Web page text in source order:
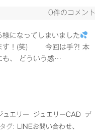
0件のコメント
になってしまいました
ます！(笑) 今回は手?! 本
も、 どういう感…
ュエリー ジュエリーCAD
デ
タグ:
LINEお問い合わせ、